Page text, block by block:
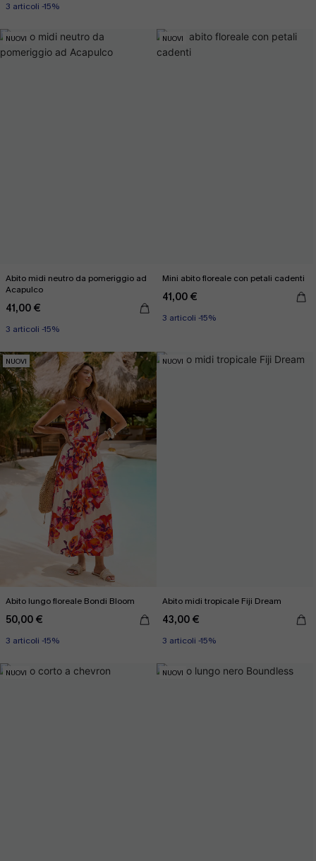
3 articoli -15%
NUOVI
Abito midi neutro da pomeriggio ad
Acapulco
41,00 €
3 articoli -15%
NUOVI
Mini abito floreale con petali cadenti
41,00 €
3 articoli -15%
NUOVI
Abito lungo floreale Bondi Bloom
50,00 €
3 articoli -15%
NUOVI
Abito midi tropicale Fiji Dream
43,00 €
3 articoli -15%
NUOVI NUOVI